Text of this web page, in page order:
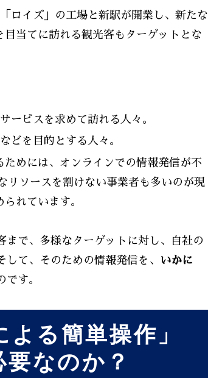
ロイズ」の工場と新駅が開業し、新たな
当てに訪れる観光客もターゲットとな
ービスを求めて訪れる人々。
どを目的とする人々。
めには、オンラインでの情報発信が不
リソースを割けない事業者も多いのが現
られています。
で、多様なターゲットに対し、自社の
て、そのための情報発信を、
いかに
す。
る簡単操作」
なのか？